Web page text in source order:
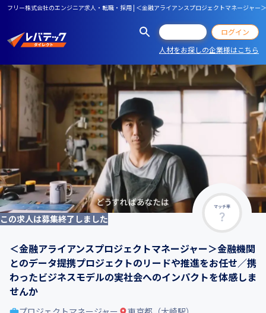
フリー株式会社のエンジニア求人・転職・採用 | ＜金融アライアンスプロジェクトマネージャ
ログイン
人材をお探しの企業様はこちら
マッチ率
この求人は募集終了しました
＜金融アライアンスプロジェクトマネージャー＞金融機関
とのデータ提携プロジェクトのリードや推進をお任せ／携
わったビジネスモデルの実社会へのインパクトを体感しま
せんか